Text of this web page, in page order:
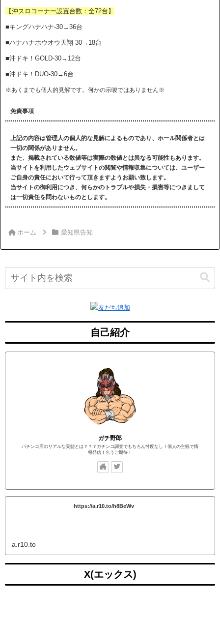
【沖スロコーナー設置台数：全72台】
■キングハナハナ-30→36台
■ハナハナホウオウ天翔-30→18台
■沖ドキ！GOLD-30→12台
■沖ドキ！DUO-30→6台
※あくまでも個人的見解です。何かの示唆ではありません※
免責事項
上記の内容は管理人の個人的な見解によるものであり、ホール関係者とは
一切の関係がありません。
また、掲載されている数値等は実際の数値とは異なる可能性もあります。
当サイトを利用したウェブサイトの閲覧や情報収集については、ユーザー
ご自身の責任において行って頂きますようお願い致します。
当サイトの御利用につき、何らかのトラブルや損失・損害等につきまして
は一切責任を問わないものとします。
ホーム 愛知県告知
自己紹介
ガチ野郎
パチンコ店のリアルな実態とは？？？ガチンコ調査でもちろん忖度なし！個人の主観で情
報発信！乞うご期待！
https://a.r10.to/h8BeWv
a.r10.to
X(エックス)